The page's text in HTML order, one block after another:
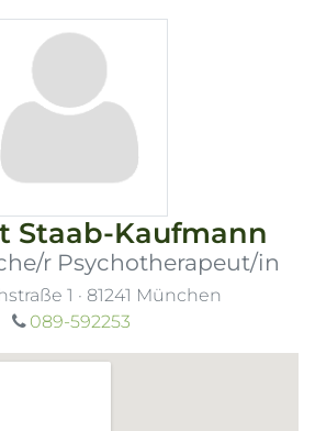
Staab-Kaufmann
r Psychotherapeut/in
1 · 81241 München
089-592253